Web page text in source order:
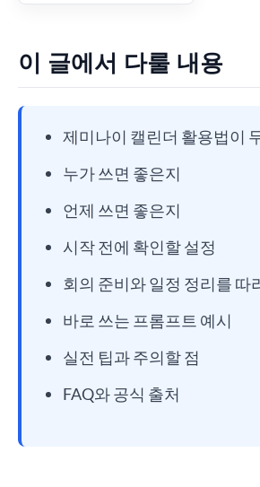
이 글에서 다룰 내용
제미나이 캘린더 활용법이
누가 쓰면 좋은지
언제 쓰면 좋은지
시작 전에 확인할 설정
회의 준비와 일정 정리를 따
바로 쓰는 프롬프트 예시
실전 팁과 주의할 점
FAQ와 공식 출처